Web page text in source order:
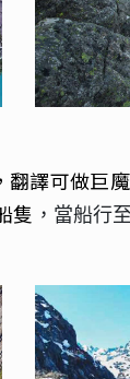
譯可做巨
隻 ，當船行